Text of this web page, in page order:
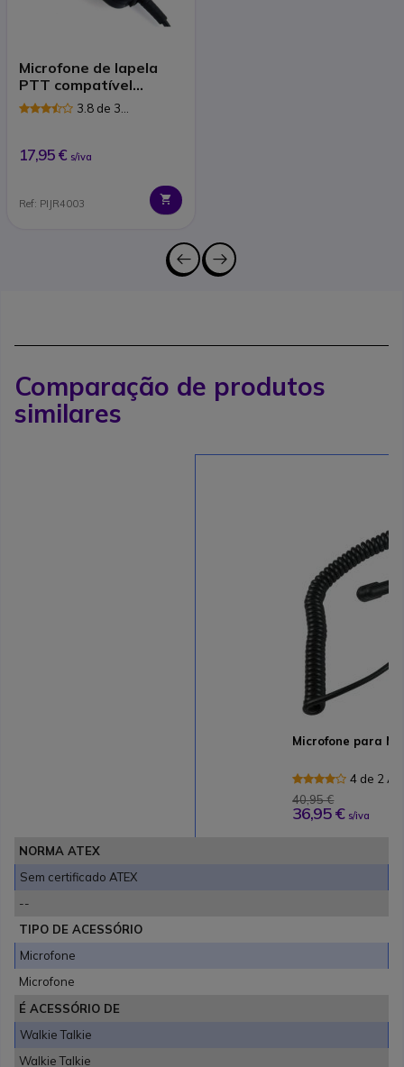
Microfone de lapela
PTT compatível
Motorola 2 pins
3.8 de 3
17,95 € s/iva
Ref: PIJR4003
Comparação de produtos
similares
Microfone para
4 de 2
40,95 €
36,95 € s/iva
NORMA ATEX
Sem certificado ATEX
--
TIPO DE ACESSÓRIO
Microfone
Microfone
É ACESSÓRIO DE
Walkie Talkie
Walkie Talkie